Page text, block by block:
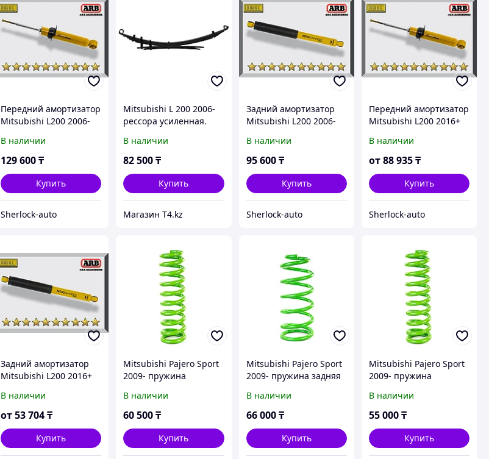
Передний амортизатор
Mitsubishi L200 2006-
В наличии
129 600₸
Купить
Sherlock-auto
Mitsubishi L 200 2006-
рессора усиленная.
нагрузка 300 кг -
TOUGH DOG
В наличии
82 500₸
Купить
Магазин T4.kz
Задний амортизатор
Mitsubishi L200 2006-
В наличии
95 600 ₸
Купить
Sherlock-auto
Передний амортизатор
Mitsubishi L200 2016+
В наличии
от88 935₸
Купить
Sherlock-auto
Задний амортизатор
Mitsubishi L200 2016+
В наличии
от53 704₸
Купить
Mitsubishi Pajero Sport
2009- пружина
Лифт 4 см. Доп
нагрузка 50 кг -
В наличии
60 500₸
Купить
Mitsubishi Pajero Sport
2009- пружина задняя
Доп нагрузка 250 кг -
IRONMAN 4X4
В наличии
66 000 ₸
Купить
Mitsubishi Pajero Sport
2009- пружина
Лифт 3.5 см. Доп
нагрузка 50 кг -
В наличии
55 000₸
Купить